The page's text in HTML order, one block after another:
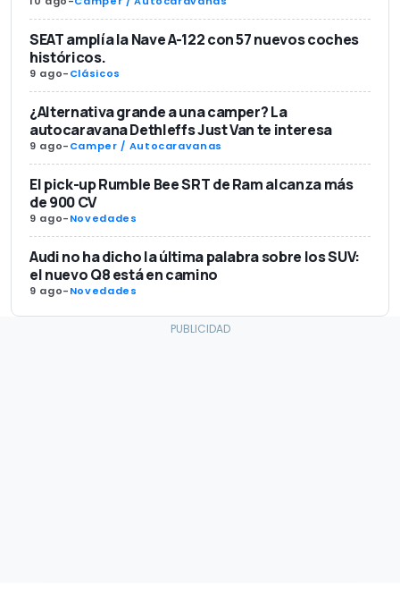
SEAT amplía la Nave A-122 con 57 nuevos coches
históricos.
9 ago-Clásicos
¿Alternativa grande a una camper? La
autocaravana Dethleffs Just Van te interesa
9 ago-Camper / Autocaravanas
El pick-up Rumble Bee SRT de Ram alcanza más
de 900 CV
9 ago-Novedades
Audi no ha dicho la última palabra sobre los SUV:
el nuevo Q8 está en camino
9 ago-Novedades